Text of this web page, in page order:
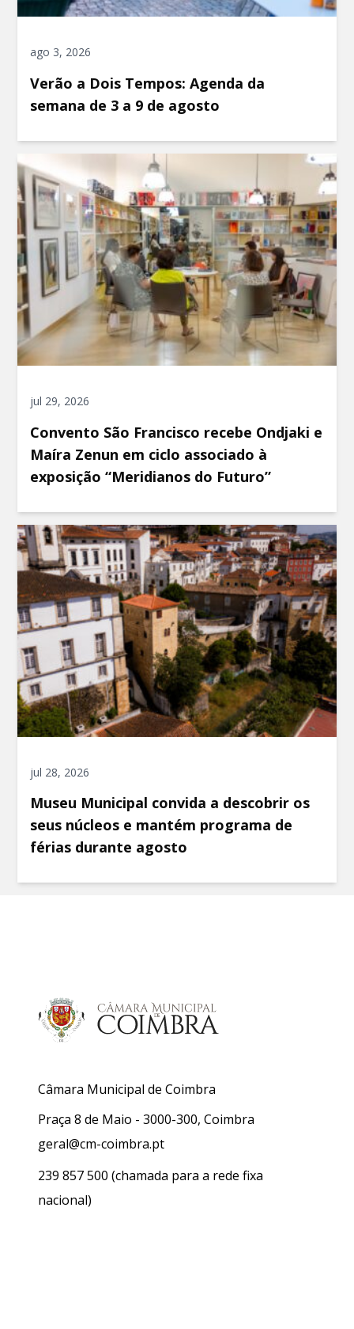
ago 3, 2026
Verão a Dois Tempos: Agenda da
semana de 3 a 9 de agosto
jul 29, 2026
Convento São Francisco recebe Ondjaki e
Maíra Zenun em ciclo associado à
exposição “Meridianos do Futuro”
jul 28, 2026
Museu Municipal convida a descobrir os
seus núcleos e mantém programa de
férias durante agosto
Câmara Municipal de Coimbra
Praça 8 de Maio - 3000-300, Coimbra
geral@cm-coimbra.pt
239 857 500 (chamada para a rede fixa
nacional)